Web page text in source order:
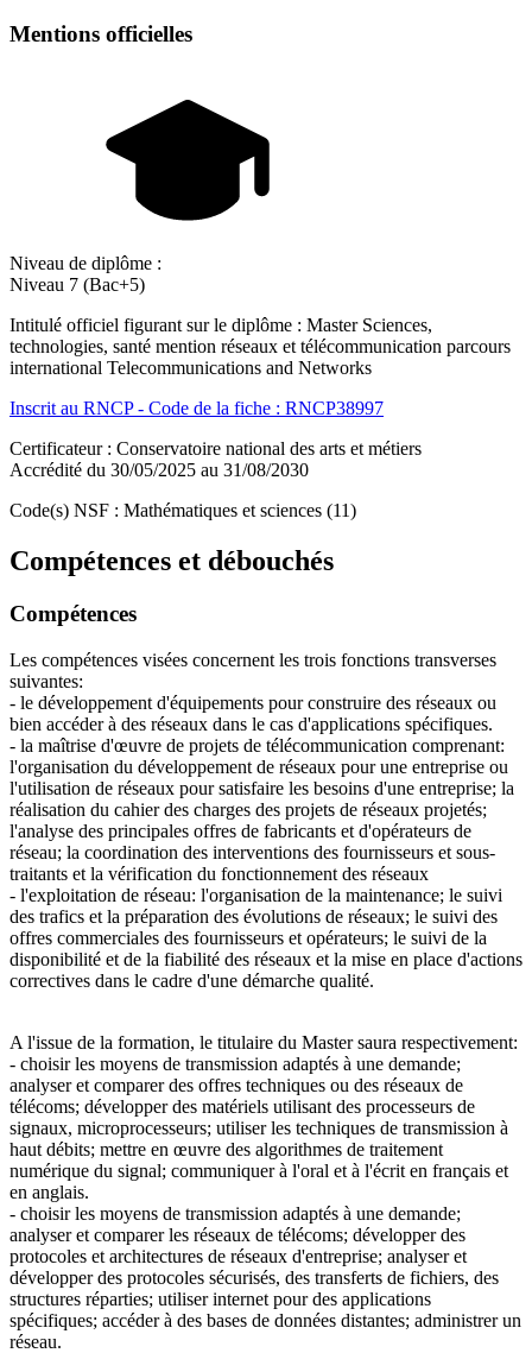
Mentions officielles
Niveau de diplôme :
Niveau 7 (Bac+5)
Intitulé officiel figurant sur le diplôme : Master Sciences,
technologies, santé mention réseaux et télécommunication parcours
international Telecommunications and Networks
Inscrit au RNCP - Code de la fiche : RNCP38997
Certificateur : Conservatoire national des arts et métiers
Accrédité du 30/05/2025 au 31/08/2030
Code(s) NSF : Mathématiques et sciences (11)
Compétences et débouchés
Compétences
Les compétences visées concernent les trois fonctions transverses
suivantes:
- le développement d'équipements pour construire des réseaux ou
bien accéder à des réseaux dans le cas d'applications spécifiques.
- la maîtrise d'œuvre de projets de télécommunication comprenant:
l'organisation du développement de réseaux pour une entreprise ou
l'utilisation de réseaux pour satisfaire les besoins d'une entreprise; la
réalisation du cahier des charges des projets de réseaux projetés;
l'analyse des principales offres de fabricants et d'opérateurs de
réseau; la coordination des interventions des fournisseurs et sous-
traitants et la vérification du fonctionnement des réseaux
- l'exploitation de réseau: l'organisation de la maintenance; le suivi
des trafics et la préparation des évolutions de réseaux; le suivi des
offres commerciales des fournisseurs et opérateurs; le suivi de la
disponibilité et de la fiabilité des réseaux et la mise en place d'actions
correctives dans le cadre d'une démarche qualité.
A l'issue de la formation, le titulaire du Master saura respectivement:
- choisir les moyens de transmission adaptés à une demande;
analyser et comparer des offres techniques ou des réseaux de
télécoms; développer des matériels utilisant des processeurs de
signaux, microprocesseurs; utiliser les techniques de transmission à
haut débits; mettre en œuvre des algorithmes de traitement
numérique du signal; communiquer à l'oral et à l'écrit en français et
en anglais.
- choisir les moyens de transmission adaptés à une demande;
analyser et comparer les réseaux de télécoms; développer des
protocoles et architectures de réseaux d'entreprise; analyser et
développer des protocoles sécurisés, des transferts de fichiers, des
structures réparties; utiliser internet pour des applications
spécifiques; accéder à des bases de données distantes; administrer un
réseau.